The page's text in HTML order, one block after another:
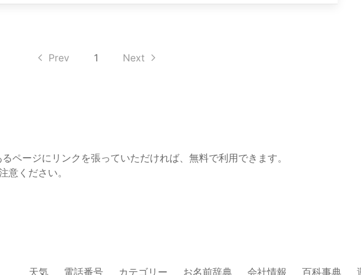
Prev 1 Next
ページにリンクを張っていただければ、無料で利用できます。
意ください。
天気 電話番号 カテゴリー お名前辞典 会社情報 百科事典